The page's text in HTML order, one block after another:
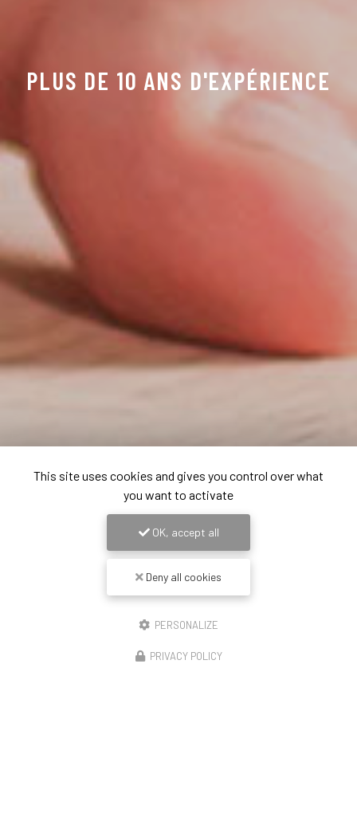
PLUS DE 10 ANS D'EXPÉRIENCE
This site uses cookies and gives you control over what
you want to activate
OK, accept all
Deny all cookies
PERSONALIZE
PRIVACY POLICY